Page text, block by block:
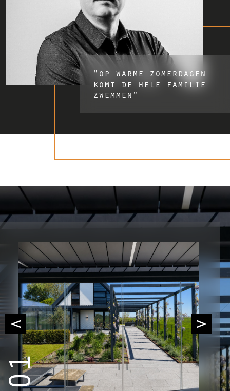
"op warme zomerdagen
komt de hele familie
zwemmen"